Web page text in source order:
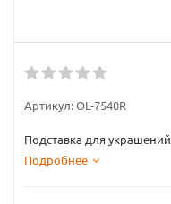
Артикул:OL-7540R
Подставка для украшений
Подробнее